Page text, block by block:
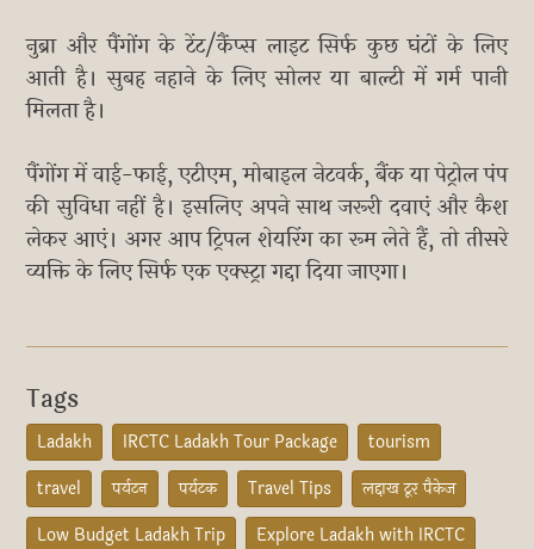
नुब्रा और पैंगोंग के टेंट/कैंप्स लाइट सिर्फ कुछ घंटों के लिए
आती है। सुबह नहाने के लिए सोलर या बाल्टी में गर्म पानी
मिलता है।
पैंगोंग में वाई-फाई, एटीएम, मोबाइल नेटवर्क, बैंक या पेट्रोल पंप
की सुविधा नहीं है। इसलिए अपने साथ जरूरी दवाएं और कैश
लेकर आएं। अगर आप ट्रिपल शेयरिंग का रूम लेते हैं, तो तीसरे
व्यक्ति के लिए सिर्फ एक एक्स्ट्रा गद्दा दिया जाएगा।
Tags
Ladakh IRCTC Ladakh Tour Package
tourism
travel
पर्यटन पर्यटक Travel Tips
लद्दाख टूर पैकेज
Low Budget Ladakh Trip
Explore Ladakh with IRCTC